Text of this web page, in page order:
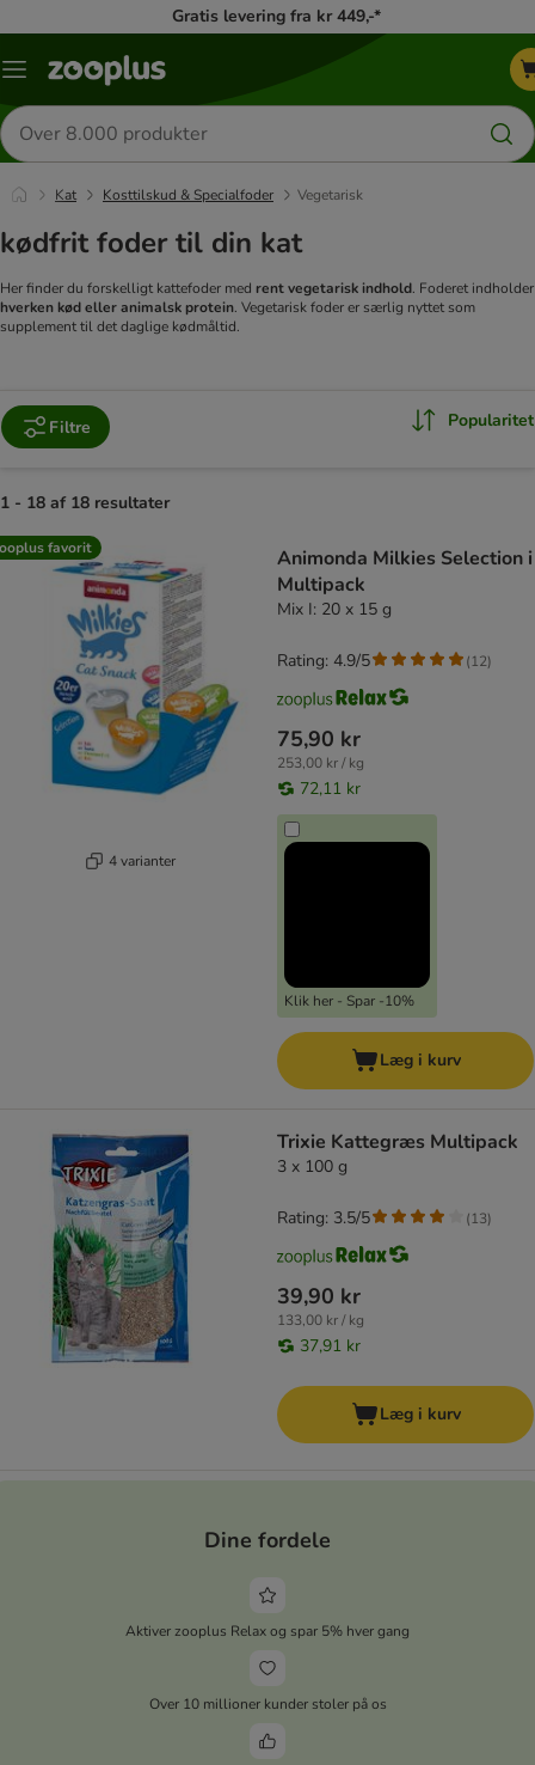
Gratis levering fra kr 449,-*
Menu
Søg
efter
produkter
Kat Kosttilskud & Specialfoder Vegetarisk
kødfrit foder til din kat
Her finder du forskelligt kattefoder med rent vegetarisk indhold. Foderet indholder
hverken kød eller animalsk protein. Vegetarisk foder er særlig nyttet som
supplement til det daglige kødmåltid.
Filtre Popularitet
1 - 18 af 18 resultater
product items have been changed
favorit
4 varianter
Animonda Milkies Selection i
Multipack
Mix I: 20 x 15 g
75,90 kr
253,00 kr / kg
72,11 kr
Klik her - Spar -10%
Rating: 4.9/5 (12)
Læg i kurv
Trixie Kattegræs Multipack
3 x 100 g
39,90 kr
133,00 kr / kg
37,91 kr
Rating: 3.5/5 (13)
Læg i kurv
Dine fordele
Aktiver zooplus Relax og spar 5% hver gang
Over 10 millioner kunder stoler på os